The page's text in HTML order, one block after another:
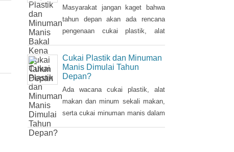
RAPBN 2022 yang sebelumnya
dibacakan Presiden Jokowi
sebelumnya dalam Pidato
2021.
Masyarakat jangan kaget bahwa
tahun depan akan ada rencana
pengenaan cukai plastik, alat
serta cukai minuman manis dalam
kemasan pada tahun 2022.
Cukai Plastik dan Minuman
Manis Dimulai Tahun
Depan?
Ada wacana cukai plastik, alat
makan dan minum sekali makan,
serta cukai minuman manis dalam